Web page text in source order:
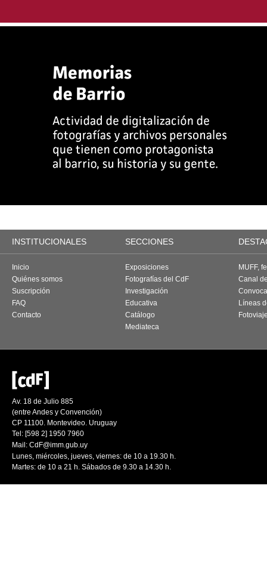
INSTITUCIONALES SECCIONES
Inicio
Quiénes somos
Suscripción
FAQ
Contacto
Exposiciones
Fotografías del CdF
Investigación
Educativa
Catálogo
Mediateca
MUFF,
Canal
Líneas
Av. 18 de Julio 885
(entre Andes y Convención)
CP 11100. Montevideo. Uruguay
Tel: [598 2] 1950 7960
Mail: CdF@imm.gub.uy
Lunes, miércoles, jueves, viernes: de 10 a 19.30 h.
Martes: de 10 a 21 h. Sábados de 9.30 a 14.30 h.